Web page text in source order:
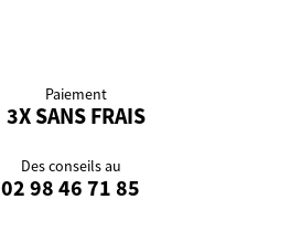
Paiement
3X SANS FRAIS
Des conseils au
02 98 46 71 85